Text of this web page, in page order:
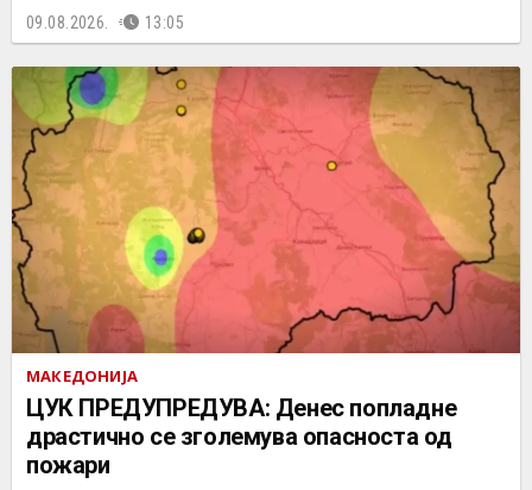
09.08.2026. 13:05
МАКЕДОНИЈА
ЦУК ПРЕДУПРЕДУВА: Денес попладне
драстично се зголемува опасноста од
пожари